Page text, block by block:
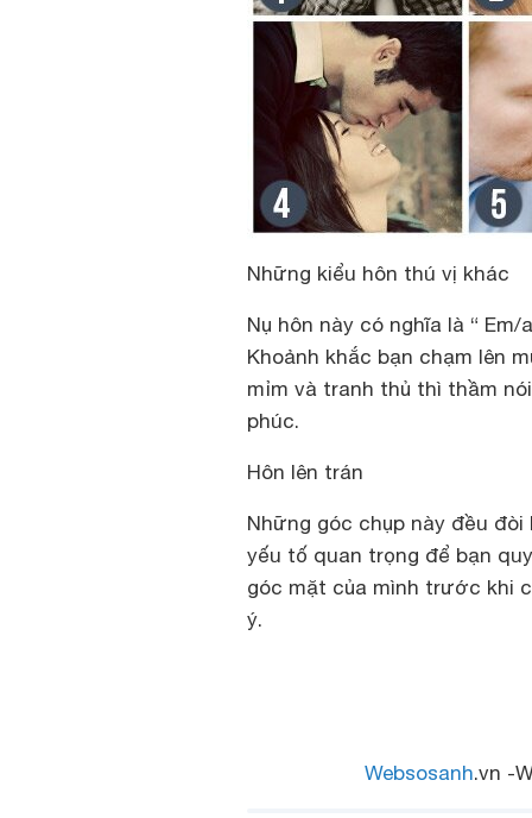
Những kiểu hôn thú vị khác
Nụ hôn này có nghĩa là “
Khoảnh khắc bạn chạm lên
mỉm và tranh thủ thì thầm
phúc.
Hôn lên trán
Những góc chụp này đều
yếu tố quan trọng để bạn
góc mặt của mình trước khi
ý.
Websosanh.vn -